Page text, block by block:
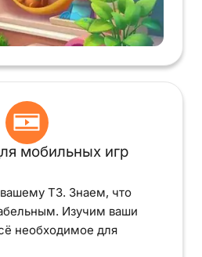
мобильных игр
ТЗ. Знаем, что
Изучим ваши
необходимое для